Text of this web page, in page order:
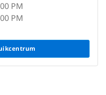
PM
PM